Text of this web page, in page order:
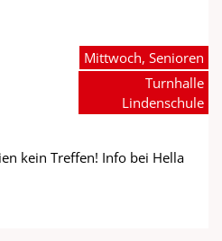
kein Treffen! Info bei Hella
Mittwoch, Senioren
Turnhalle
Lindenschule